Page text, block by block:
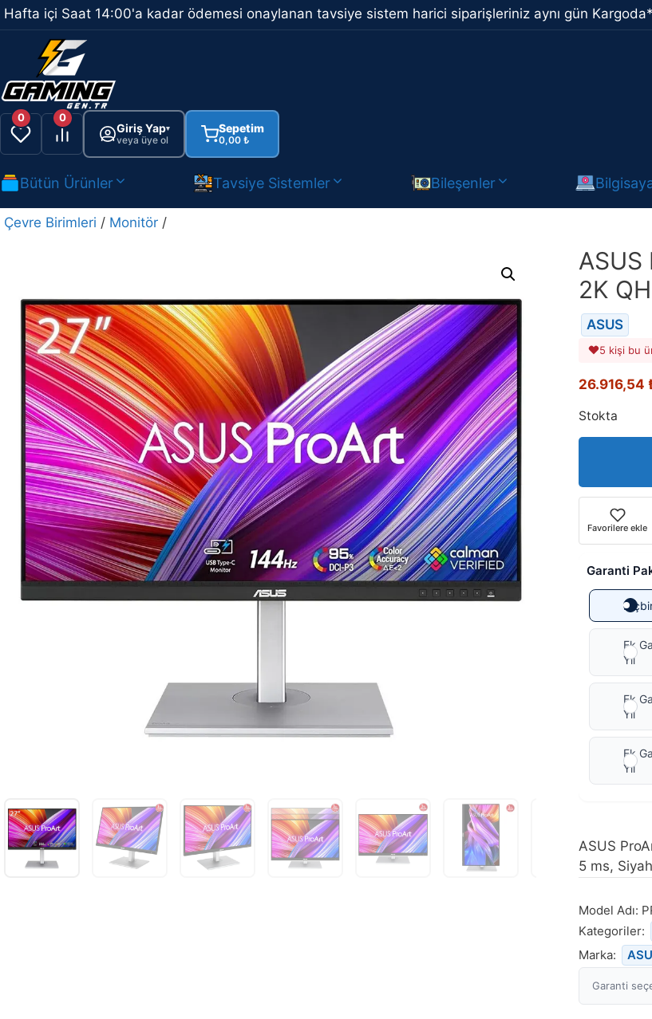
İçeriğe
atla
Hafta içi Saat 14:00'a kadar ödemesi onaylanan tavsiye sistem harici siparişleriniz aynı gün Kargoda*
0 0
Giriş Yap▾
veya üye ol
Sepetim
0,00 ₺
Bütün Ürünler Tavsiye Sistemler Bileşenler
Çevre Birimleri / Monitör /
2K
ASUS
5 kişi bu
26.916,54
Stokta
Favorilere ekle
Garanti
Ek
Yıl
Ek
Yıl
Ek
Yıl
ASUS
5 ms, Siyah
Model Adı:
Kategoriler:
Marka:
Garanti